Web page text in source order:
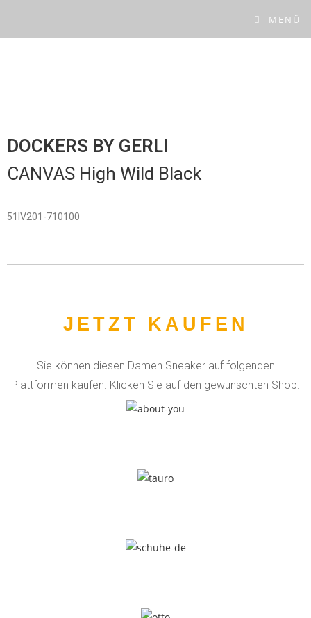
MENÜ
DOCKERS BY GERLI
CANVAS High Wild Black
51IV201-710100
JETZT KAUFEN
Sie können diesen Damen Sneaker auf folgenden
Plattformen kaufen. Klicken Sie auf den gewünschten Shop.